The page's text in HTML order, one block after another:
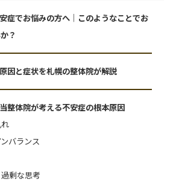
症でお悩みの方へ｜このようなことでお
？
因と症状を札幌の整体院が解説
整体院が考える不安症の根本原因
バランス
剰な思考